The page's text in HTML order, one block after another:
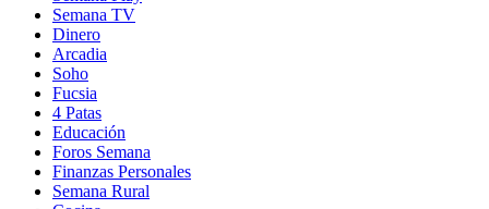
Semana TV
Dinero
Arcadia
Soho
in
new
window
Fucsia
in
new
window
4 Patas
Educación
Foros Semana
Finanzas Personales
Semana Rural